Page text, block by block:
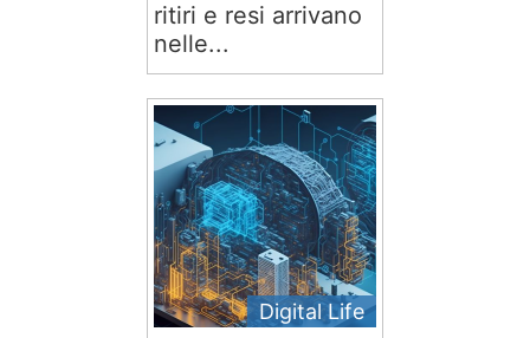
ritiri e resi arrivano
nelle...
Digital Life